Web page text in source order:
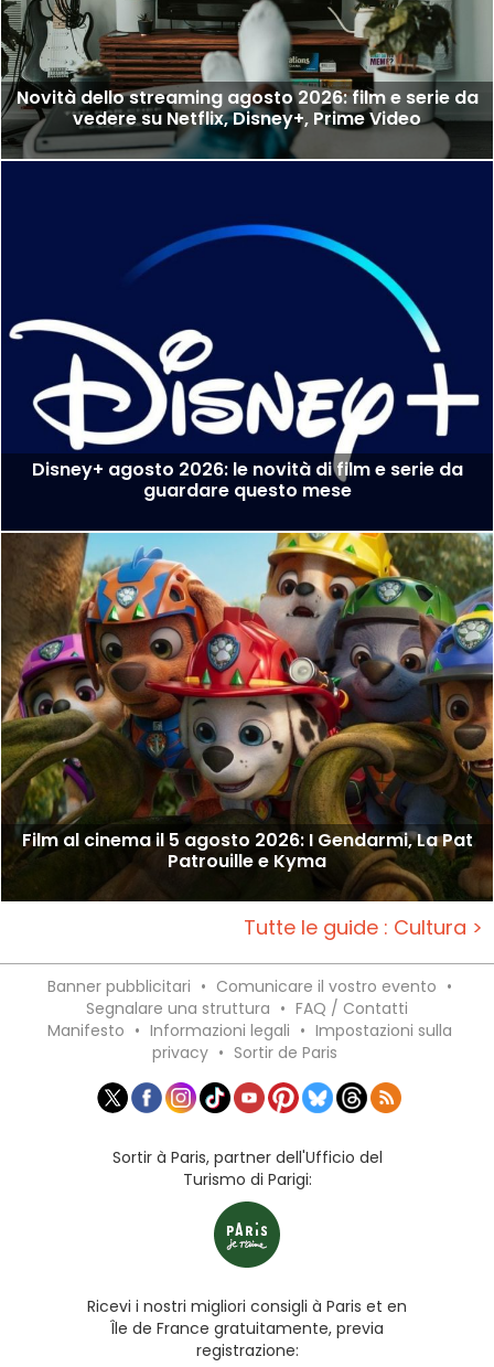
Novità dello streaming agosto 2026: film e serie da
vedere su Netflix, Disney+, Prime Video
Disney+ agosto 2026: le novità di film e serie da
guardare questo mese
Film al cinema il 5 agosto 2026: I Gendarmi, La Pat
Patrouille e Kyma
Tutte le guide : Cultura >
Banner pubblicitari • Comunicare il vostro evento •
Segnalare una struttura • FAQ / Contatti
Manifesto • Informazioni legali • Impostazioni sulla
privacy • Sortir de Paris
Sortir à Paris, partner dell'Ufficio del
Turismo di Parigi:
Ricevi i nostri migliori consigli à Paris et en
Île de France gratuitamente, previa
registrazione: